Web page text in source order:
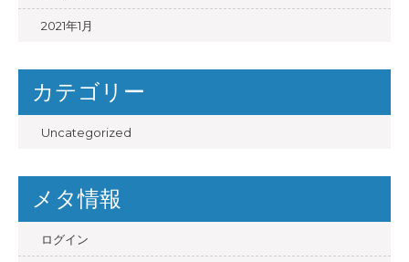
2021年1月
カテゴリー
Uncategorized
メタ情報
ログイン